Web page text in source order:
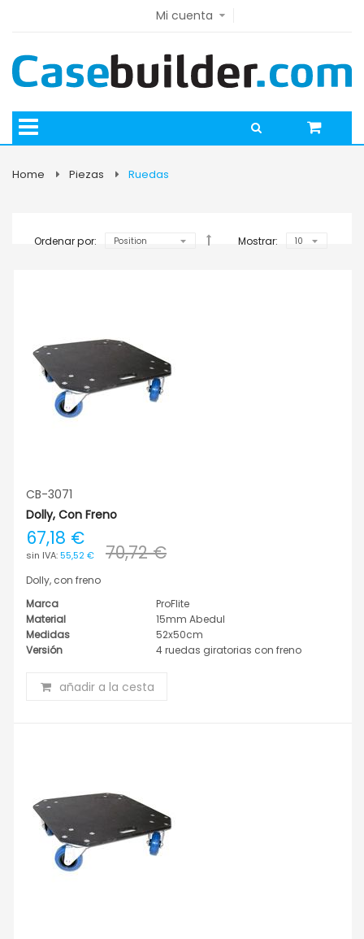
Mi cuenta
Home Piezas Ruedas
Ordenar por: Mostrar:
CB-3071
Dolly, Con Freno
67,18 €
55,52 € 70,72 €
Dolly, con freno
Marca
ProFlite
Material
15mm Abedul
Medidas
52x50cm
Versión
4 ruedas giratorias con freno
añadir a la cesta